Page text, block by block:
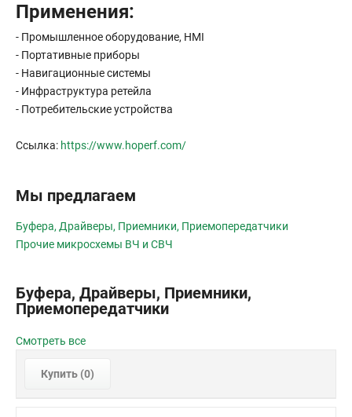
Применения:
- Промышленное оборудование, HMI
- Портативные приборы
- Навигационные системы
- Инфраструктура ретейла
- Потребительские устройства
Ссылка: https://www.hoperf.com/
Мы предлагаем
Буфера, Драйверы, Приемники, Приемопередатчики
Прочие микросхемы ВЧ и СВЧ
Буфера, Драйверы, Приемники,
Приемопередатчики
Смотреть все
Купить (0)